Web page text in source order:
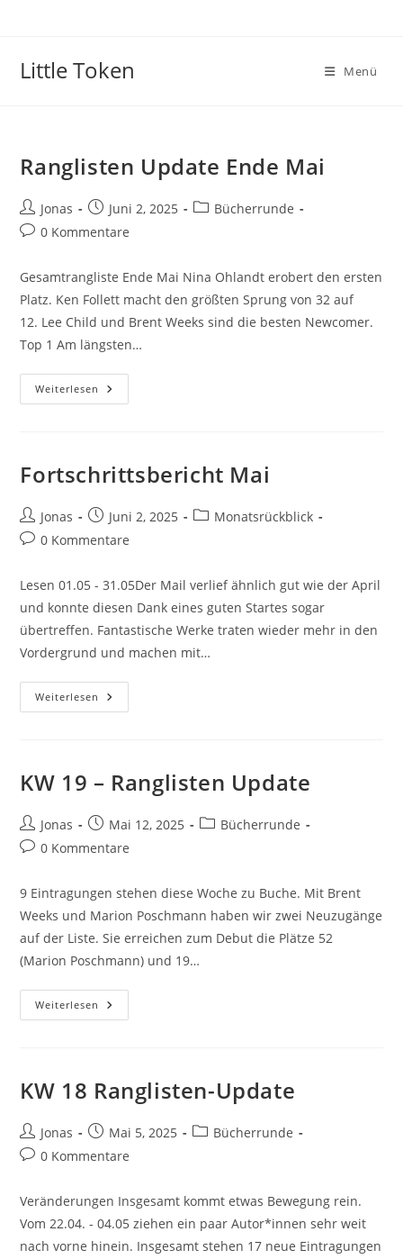
Little Token Menü
Ranglisten Update Ende Mai
Jonas Juni 2, 2025
Bücherrunde
0 Kommentare
Gesamtrangliste Ende Mai Nina Ohlandt erobert den ersten
Platz. Ken Follett macht den größten Sprung von 32 auf
12. Lee Child und Brent Weeks sind die besten Newcomer.
Top 1 Am längsten…
Weiterlesen
Fortschrittsbericht Mai
Jonas Juni 2, 2025
Monatsrückblick
0 Kommentare
Lesen 01.05 - 31.05Der Mail verlief ähnlich gut wie der April
und konnte diesen Dank eines guten Startes sogar
übertreffen. Fantastische Werke traten wieder mehr in den
Vordergrund und machen mit…
Weiterlesen
KW 19 – Ranglisten Update
Jonas Mai 12, 2025
Bücherrunde
0 Kommentare
9 Eintragungen stehen diese Woche zu Buche. Mit Brent
Weeks und Marion Poschmann haben wir zwei Neuzugänge
auf der Liste. Sie erreichen zum Debut die Plätze 52
(Marion Poschmann) und 19…
Weiterlesen
KW 18 Ranglisten-Update
Jonas Mai 5, 2025
Bücherrunde
0 Kommentare
Veränderungen Insgesamt kommt etwas Bewegung rein.
Vom 22.04. - 04.05 ziehen ein paar Autor*innen sehr weit
nach vorne hinein. Insgesamt stehen 17 neue Eintragungen